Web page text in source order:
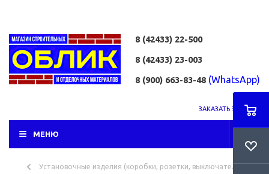
8 (42433) 22-500
8 (42433) 23-003
8 (900) 663-83-48 (WhatsApp)
ЗАКАЗАТЬ ЗВОНОК
МЕНЮ
Установочные изделия (коробки, розетки, выключатели)